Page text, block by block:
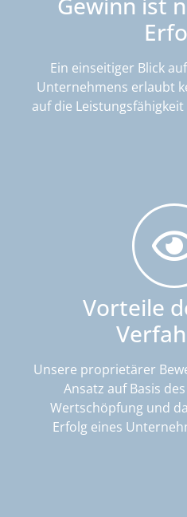
Ein einseitiger Blick
Unternehmens erlaubt
auf die
Vorteile
Unsere proprietärer
Ansatz auf Basis
Wertschöpfung und
Erfolg eines